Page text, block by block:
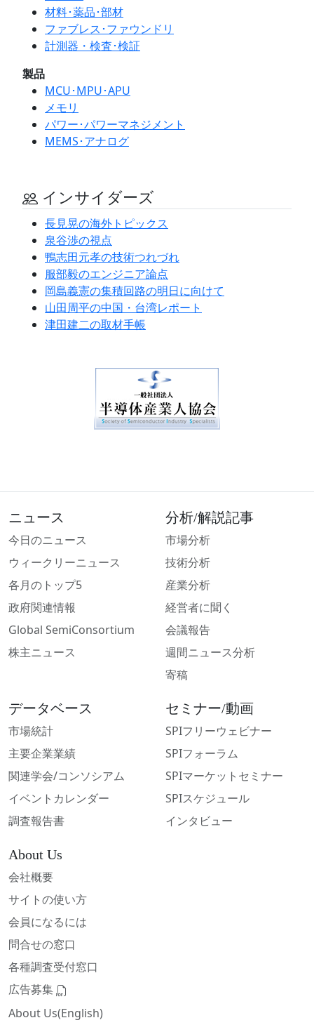
材料･薬品･部材
ファブレス･ファウンドリ
計測器・検査･検証
製品
MCU･MPU･APU
メモリ
パワー･パワーマネジメント
MEMS･アナログ
インサイダーズ
長見晃の海外トピックス
泉谷渉の視点
鴨志田元孝の技術つれづれ
服部毅のエンジニア論点
岡島義憲の集積回路の明日に向けて
山田周平の中国・台湾レポート
津田建二の取材手帳
ニュース
今日のニュース
ウィークリーニュース
各月のトップ5
政府関連情報
Global SemiConsortium
株主ニュース
分析/解説記事
市場分析
技術分析
産業分析
経営者に聞く
会議報告
週間ニュース分析
寄稿
データベース
市場統計
主要企業業績
関連学会/コンソシアム
イベントカレンダー
調査報告書
セミナー/動画
SPIフリーウェビナー
SPIフォーラム
SPIマーケットセミナー
SPIスケジュール
インタビュー
About Us
会社概要
サイトの使い方
会員になるには
問合せの窓口
各種調査受付窓口
広告募集
About Us(English)